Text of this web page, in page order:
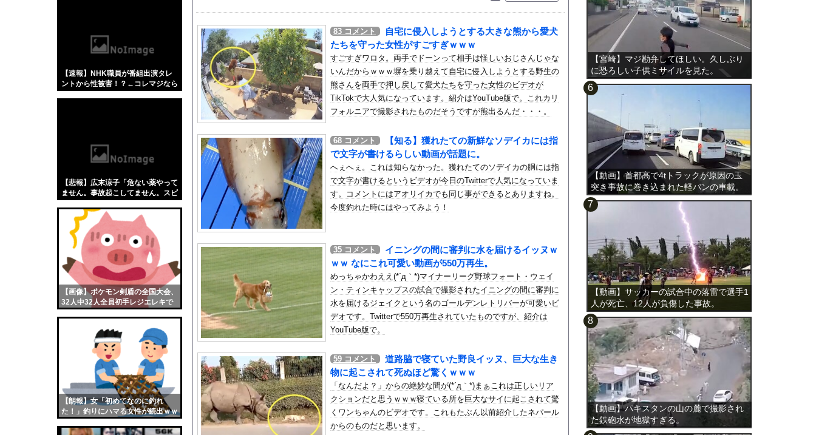
【速報】NHK職員が番組出演タレ
ントから性被害！？←コレマジなら
【悲報】広末涼子「危ない薬やって
ません。事故起こしてません。スピ
←これw w w w w w
【画像】ポケモン剣盾の全国大会、
32人中32人全員初手レジエレキで
【朗報】女「初めてなのに釣れ
た！」釣りにハマる女性が続出ｗｗ
海外「日本の住宅街にこんなレ●プ魔が潜んでるとかマジかよ…さすがHENTAIの国…」
【画像】40歳のお姉さん、ガチでシコらせにくるｗ
英国人「ようこそ」冨安健洋、クリスタルパレス加入が決定的に！メディカル検査をパス！現...
【朗報】 海邉朱莉、「ビキニデカい動画」が出回る→ミーグリが売れるｗｗｗｗｗｗ
「彼氏居ないんでしょ？〇〇君と付き合ったら？」とか言ってくるウザい人なんなの？しかも...
【デレマス漫画】シンデレラガールズの日常「愛を伝えて♡」を公開
スマスロバジリスク4（アクロス/ユニバーサル）
ジャンポケ斎藤と代理人のやりとり、「地獄すぎて完全にコントになってる……」と衝撃を受...
Jリーグ本日開幕ｗｗｗｗｗｗｗｗｗｗ
【日向坂46】Zepp Osaka、客席が想像以上にヤバい…
大阪府警の犯人射殺動画、全く撃ち殺す必要なかったwww
【GIF動画】宮城の可愛すぎるチアさん、甲子園で発見される
【画像】ジャンプ人気漫画最新刊の表紙、ヤバ過ぎる。お前ら元ネタ分かるか？
SES10年目のワイ、転職するか迷う
【江別事件】大学生リンチ殺人主犯の男(当時18歳)に「無期懲役」の判決
【画像】おまえらくんの机がこの女の子の椅子にされてたらｗｗｗ
【画像】この女優さん、可愛すぎる
【朗報】齋藤飛鳥、前屈みで完全に見えてる動画が拡散されてしまう…
海外「日本よ、お前がナンバーワンだ」 熊本地震直後の日本の対応のスピードに世界が衝撃
勇気を出して白人美女にチン凸したアジア人短小男
、爆笑されてしまうｗｗｗ
10年もの間浮気してた嫁。まさかと思い長男のDNA鑑定をするがいいな？と問うと、元嫁...
ウクライナ侵攻以降、ロシア軍兵士のHIV感染が2000％急増…ウクライナメディア！
【配信者】「金バエ」のSNS更新が1週間途絶え、様々な憶測が飛び交う。1週間ぶりの投...
83 コメント
自宅に侵入しようとする大きな熊から愛犬
たちを守った女性がすごすぎｗｗｗ
すごすぎワロタ。両手でドーンって相手は怪しいおじさんじゃな
いんだからｗｗｗ塀を乗り越えて自宅に侵入しようとする野生の
熊さんを両手で押し戻して愛犬たちを守った女性のビデオが
TikTokで大人気になっています。紹介はYouTube版で。これカリ
フォルニアで撮影されたものだそうですが熊出るんだ・・・。
68 コメント
【知る】獲れたての新鮮なソデイカには指
で文字が書けるらしい動画が話題に。
へぇへぇ。これは知らなかった。獲れたてのソデイカの胴には指
で文字が書けるというビデオが今日のTwitterで人気になっていま
す。コメントにはアオリイカでも同じ事ができるとありますね。
今度釣れた時にはやってみよう！
35 コメント
イニングの間に審判に水を届けるイッヌｗ
ｗｗ なにこれ可愛い動画が550万再生。
めっちゃかわええ(*´д｀*)マイナーリーグ野球フォート・ウェイ
ン・ティンキャップスの試合で撮影されたイニングの間に審判に
水を届けるジェイクという名のゴールデンレトリバーが可愛いビ
デオです。Twitterで550万再生されていたものですが、紹介は
YouTube版で。
59 コメント
道路脇で寝ていた野良イッヌ、巨大な生き
物に起こされて死ぬほど驚くｗｗｗ
「なんだよ？」からの絶妙な間が(*´д｀*)まぁこれは正しいリア
クションだと思うｗｗｗ寝ている所を巨大なサイに起こされて驚
くワンちゃんのビデオです。これもたぶん以前紹介したネパール
からのものだと思います。
【宮崎】マジ勘弁してほしい。久しぶり
に恐ろしい子供ミサイルを見た。
【動画】首都高で4tトラックが原因の玉
突き事故に巻き込まれた軽バンの車載。
【動画】サッカーの試合中の落雷で選手1
人が死亡、12人が負傷した事故。
【動画】パキスタンの山の麓で撮影され
た鉄砲水が地獄すぎる。